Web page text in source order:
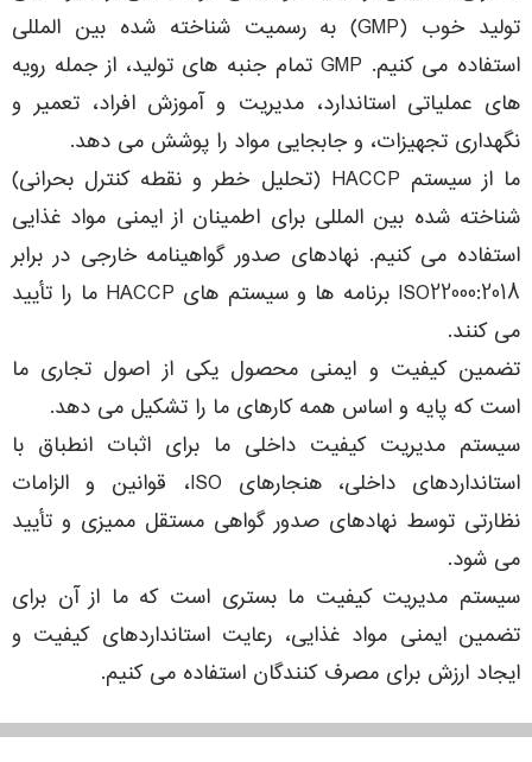
تولید خوب (GMP) به رسمیت شناخته شده بین المللی
استفاده می کنیم. GMP تمام جنبه های تولید، از جمله رویه
های عملیاتی استاندارد، مدیریت و آموزش افراد، تعمیر و
نگهداری تجهیزات، و جابجایی مواد را پوشش می دهد.
ما از سیستم HACCP (تحلیل خطر و نقطه کنترل بحرانی)
شناخته شده بین المللی برای اطمینان از ایمنی مواد غذایی
استفاده می کنیم. نهادهای صدور گواهینامه خارجی در برابر
ISO22000:2018 برنامه ها و سیستم های HACCP ما را تأیید
می کنند.
تضمین کیفیت و ایمنی محصول یکی از اصول تجاری ما
است که پایه و اساس همه کارهای ما را تشکیل می دهد.
سیستم مدیریت کیفیت داخلی ما برای اثبات انطباق با
استانداردهای داخلی، هنجارهای ISO، قوانین و الزامات
نظارتی توسط نهادهای صدور گواهی مستقل ممیزی و تأیید
می شود.
سیستم مدیریت کیفیت ما بستری است که ما از آن برای
تضمین ایمنی مواد غذایی، رعایت استانداردهای کیفیت و
ایجاد ارزش برای مصرف کنندگان استفاده می کنیم.
HALAL CAKE
HALAL CHIPS